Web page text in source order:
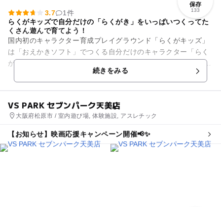
保存
133
3.7
1件
らくがキッズで自分だけの「らくがき」をいっぱいつくってた
くさん遊んで育てよう！
国内初のキャラクター育成プレイグラウンド「らくがキッズ」
は「おえかきソフト」でつくる自分だけのキャラクター「らく
がき」を遊んで育てる育成プレイグラウンド！ らくがキッズに
はワクワクする遊具がた...続きをみる
VS PARK セブンパーク天美店
大阪府松原市 / 室内遊び場, 体験施設, アスレチック
【お知らせ】映画応援キャンペーン開催📢✨